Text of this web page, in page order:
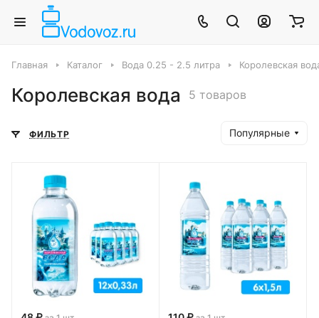
Главная Каталог Вода 0.25 - 2.5 литра Королевская
Королевская вода 5 товаров
ФИЛЬТР Популярные